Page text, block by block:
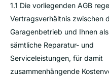
1.1 Die vorliegenden AGB
Vertragsverhältnis zwischen
Garagenbetrieb und Ihnen
sämtliche Reparatur- und
Serviceleistungen, für damit
zusammenhängende